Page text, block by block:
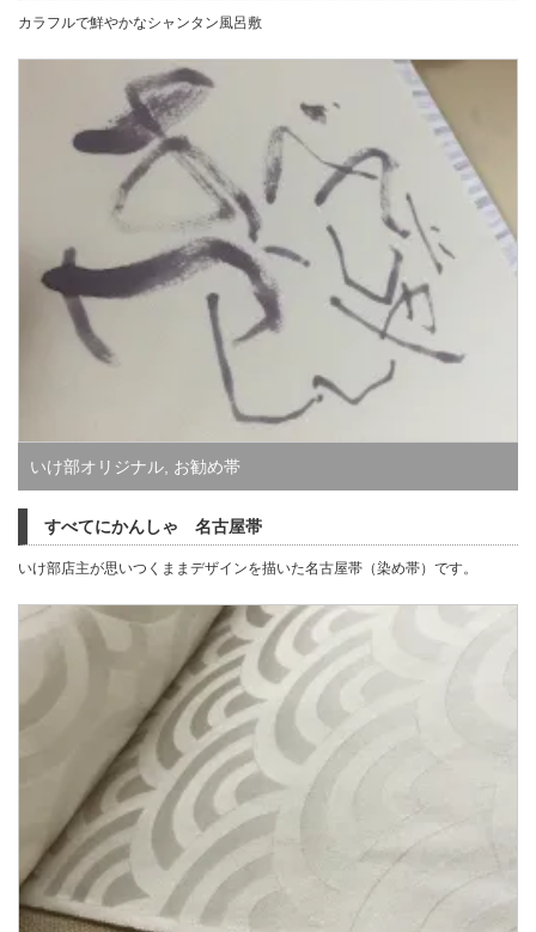
カラフルで鮮やかなシャンタン風呂敷
いけ部オリジナル お勧め帯
すべてにかんしゃ 名古屋帯
いけ部店主が思いつくままデザインを描いた名古屋帯（染め帯）です。